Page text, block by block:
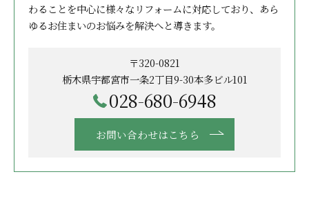
わることを中心に様々なリフォームに対応しており、あら
ゆるお住まいのお悩みを解決へと導きます。
〒320-0821
栃木県宇都宮市一条2丁目9-30本多ビル101
028-680-6948
お問い合わせはこちら